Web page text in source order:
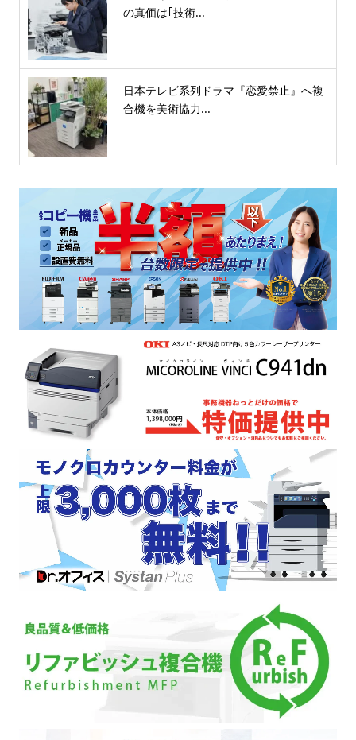
の真価は｢技術...
日本テレビ系列ドラマ『恋愛禁止』へ複
合機を美術協力...